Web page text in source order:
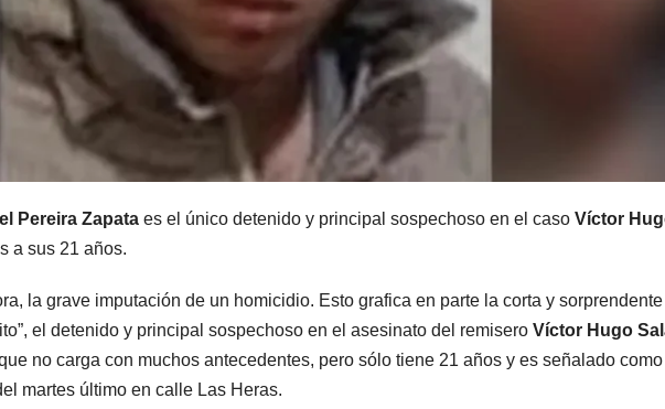
Pereira Zapata es el único detenido y principal sospechoso en el caso Víctor
a sus 21 años.
la grave imputación de un homicidio. Esto grafica en parte la corta y sorprendente
el detenido y principal sospechoso en el asesinato del remisero Víctor Hugo
no carga con muchos antecedentes, pero sólo tiene 21 años y es señalado como
martes último en calle Las Heras.
Desde Chile,
reclaman la
reapertura del
Paso
Internacional
Los
pérdidas
millonarias
8 AGOSTO, 2026
Hubo
en la